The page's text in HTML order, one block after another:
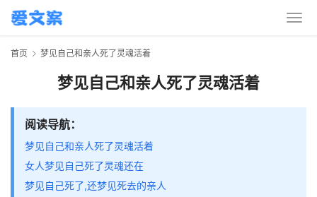
首页 梦见自己和亲人死了灵魂活着
梦见自己和亲人死了灵魂活着
阅读导航：
梦见自己和亲人死了灵魂活着
女人梦见自己死了灵魂还在
梦见自己死了,还梦见死去的亲人